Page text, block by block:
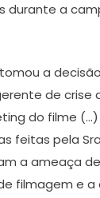
durante a
a
de crise
do filme
feitas pela
a ameaça
filmagem e a